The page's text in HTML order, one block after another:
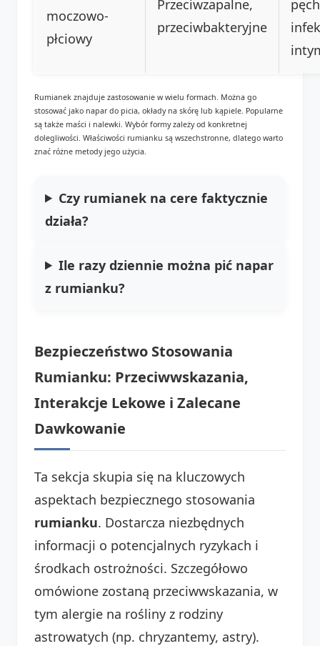
moczowo-
płciowy
Przeciwzapalne,
przeciwbakteryjne
Rumianek znajduje zastosowanie w wielu formach. Można go
stosować jako napar do picia, okłady na skórę lub kąpiele. Popularne
są także maści i nalewki. Wybór formy zależy od konkretnej
dolegliwości. Właściwości rumianku są wszechstronne, dlatego warto
znać różne metody jego użycia.
Czy rumianek na cere faktycznie
działa?
Ile razy dziennie można pić napar
z rumianku?
Bezpieczeństwo Stosowania
Rumianku: Przeciwwskazania,
Interakcje Lekowe i Zalecane
Dawkowanie
Ta sekcja skupia się na kluczowych
aspektach bezpiecznego stosowania
rumianku. Dostarcza niezbędnych
informacji o potencjalnych ryzykach i
środkach ostrożności. Szczegółowo
omówione zostaną przeciwwskazania, w
tym alergie na rośliny z rodziny
astrowatych (np. chryzantemy, astry).